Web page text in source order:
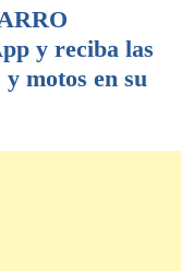
y reciba las
motos en su